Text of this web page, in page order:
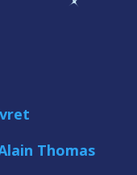
Thomas